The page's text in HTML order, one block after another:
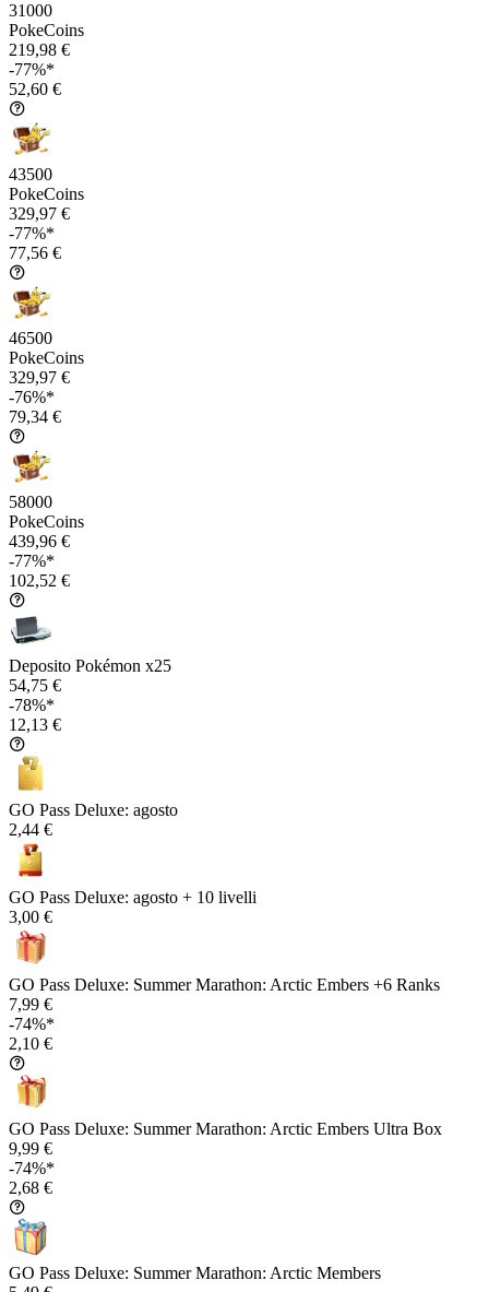
31000
PokeCoins
219,98 €
-77%*
52,60 €
43500
PokeCoins
329,97 €
-77%*
77,56 €
46500
PokeCoins
329,97 €
-76%*
79,34 €
58000
PokeCoins
439,96 €
-77%*
102,52 €
Deposito Pokémon x25
54,75 €
-78%*
12,13 €
GO Pass Deluxe: agosto
2,44 €
GO Pass Deluxe: agosto + 10 livelli
3,00 €
GO Pass Deluxe: Summer Marathon: Arctic Embers +6 Ranks
7,99 €
-74%*
2,10 €
GO Pass Deluxe: Summer Marathon: Arctic Embers Ultra Box
9,99 €
-74%*
2,68 €
GO Pass Deluxe: Summer Marathon: Arctic Members